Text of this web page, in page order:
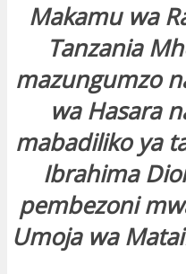
Makamu wa
Tanzania
mazungumzo
wa Hasara
mabadiliko ya
Ibrahima
pembezoni
Umoja wa